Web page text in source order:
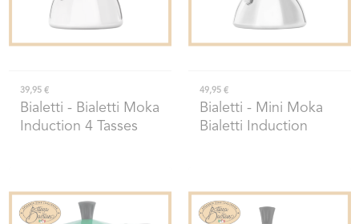
39,95 €
Bialetti - Bialetti Moka
Induction 4 Tasses
49,95 €
Bialetti - Mini Moka
Bialetti Induction